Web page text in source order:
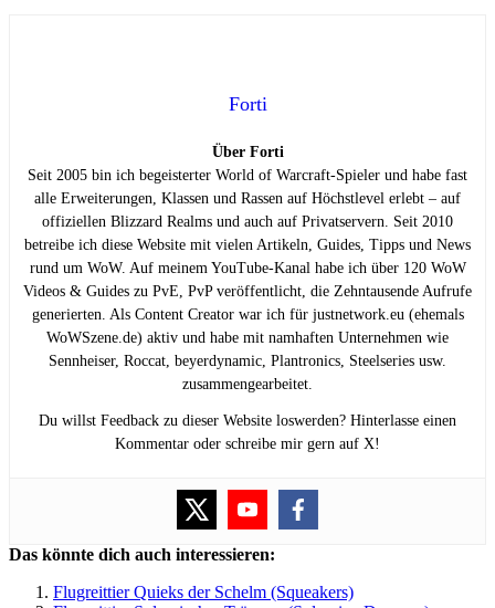
Forti
Über Forti
Seit 2005 bin ich begeisterter World of Warcraft-Spieler und habe fast
alle Erweiterungen, Klassen und Rassen auf Höchstlevel erlebt – auf
offiziellen Blizzard Realms und auch auf Privatservern. Seit 2010
betreibe ich diese Website mit vielen Artikeln, Guides, Tipps und News
rund um WoW. Auf meinem YouTube-Kanal habe ich über 120 WoW
Videos & Guides zu PvE, PvP veröffentlicht, die Zehntausende Aufrufe
generierten. Als Content Creator war ich für justnetwork.eu (ehemals
WoWSzene.de) aktiv und habe mit namhaften Unternehmen wie
Sennheiser, Roccat, beyerdynamic, Plantronics, Steelseries usw.
zusammengearbeitet.
Du willst Feedback zu dieser Website loswerden? Hinterlasse einen
Kommentar oder schreibe mir gern auf X!
Das könnte dich auch interessieren:
Flugreittier Quieks der Schelm (Squeakers)